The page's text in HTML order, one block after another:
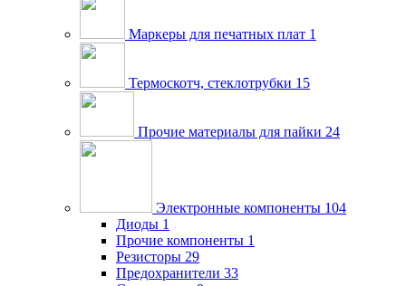
Маркеры для печатных плат 1
Термоскотч, стеклотрубки 15
Прочие материалы для пайки 24
Электронные компоненты 104
Диоды 1
Прочие компоненты 1
Резисторы 29
Предохранители 33